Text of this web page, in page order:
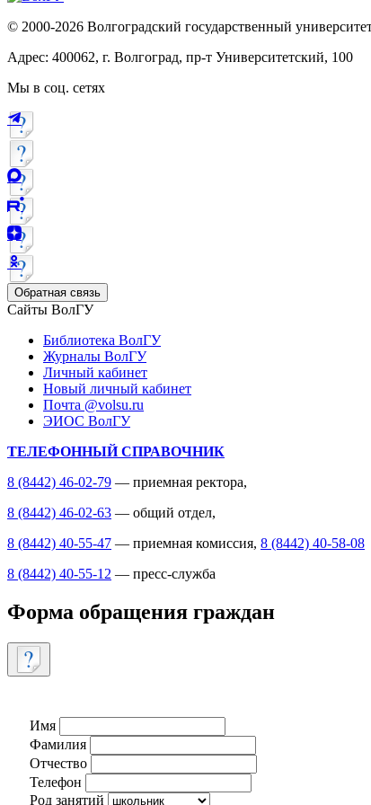
© 2000-2026 Волгоградский государственный
Адрес: 400062, г. Волгоград, пр-т Университетский, 100
Мы в соц. сетях
Обратная связь
Сайты ВолГУ
Библиотека ВолГУ
Журналы ВолГУ
Личный кабинет
Новый личный кабинет
Почта @volsu.ru
ЭИОС ВолГУ
ТЕЛЕФОННЫЙ СПРАВОЧНИК
8 (8442) 46-02-79 — приемная ректора,
8 (8442) 46-02-63 — общий отдел,
8 (8442) 40-55-47 — приемная комиссия, 8 (8442) 40-58-08
8 (8442) 40-55-12 — пресс-служба
Форма обращения граждан
Имя
Фамилия
Отчество
Телефон
Род занятий